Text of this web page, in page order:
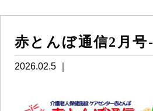
赤とんぼ通信2月
2026.02.5 ｜